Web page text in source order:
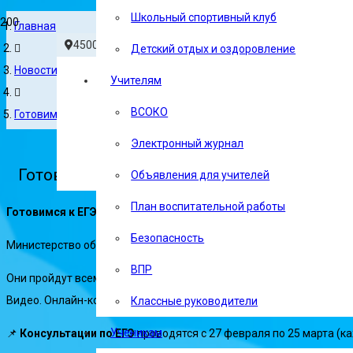
450078, Россия, Республика Башкортостан, г.Уфа,
Образование — это то, что остаётся после
Школьный спортивный клуб
Детский отдых и оздоровление
Учителям
ВСОКО
Электронный журнал
Объявления для учителей
План воспитательной работы
Безопасность
ВПР
Классные руководители
Ученикам
Главная
Новости
Готовимся к ЕГЭ и ОГЭ
Готовимся к ЕГЭ и ОГЭ
Готовимся к ЕГЭ и ОГЭ
Министерство образования и науки Республики Башкортостан
Они пройдут всем учебным предметам с участием лучших
Видео. Онлайн-консультации состоятся с участием
📌 Консультации по ЕГЭпроводятся с 27 февраля по 25 марта